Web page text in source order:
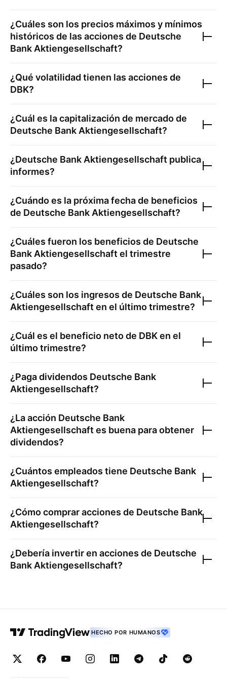
¿Cuáles son los precios máximos y mínimos
históricos de las acciones de Deutsche
Bank Aktiengesellschaft?
¿Qué volatilidad tienen las acciones de
DBK?
¿Cuál es la capitalización de mercado de
Deutsche Bank Aktiengesellschaft?
¿Deutsche Bank Aktiengesellschaft publica
informes?
¿Cuándo es la próxima fecha de beneficios
de Deutsche Bank Aktiengesellschaft?
¿Cuáles fueron los beneficios de Deutsche
Bank Aktiengesellschaft el trimestre
pasado?
¿Cuáles son los ingresos de Deutsche Bank
Aktiengesellschaft en el último trimestre?
¿Cuál es el beneficio neto de DBKen el
último trimestre?
¿Paga dividendos Deutsche Bank
Aktiengesellschaft?
¿La acción Deutsche Bank
Aktiengesellschaft es buena para obtener
dividendos?
¿Cuántos empleados tiene Deutsche Bank
Aktiengesellschaft?
¿Cómo comprar acciones de Deutsche Bank
Aktiengesellschaft?
¿Debería invertir en acciones de Deutsche
Bank Aktiengesellschaft?
HECHO POR HUMANOS